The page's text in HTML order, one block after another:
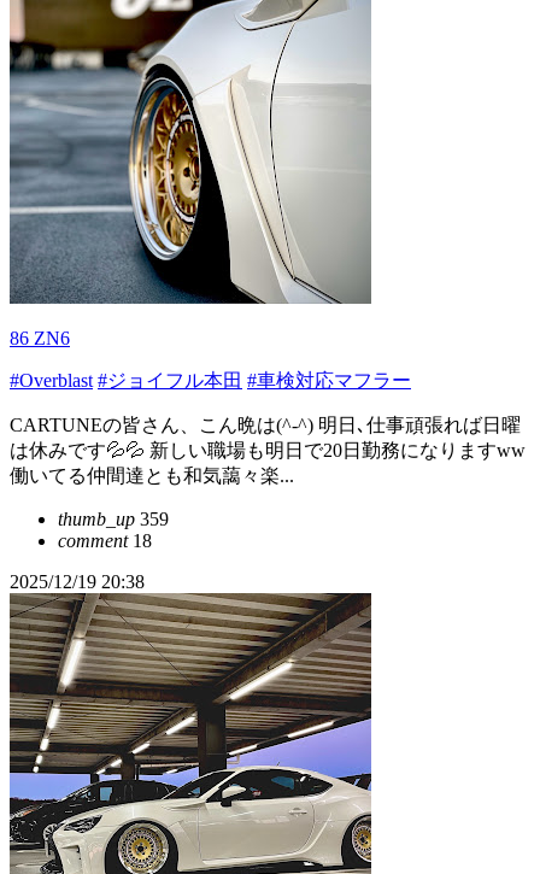
86 ZN6
#Overblast #ジョイフル本田 #車検対応マフラー
CARTUNEの皆さん、こん晩は(^-^) 明日､仕事頑張れば日曜
は休みです💦💦 新しい職場も明日で20日勤務になりますww
働いてる仲間達とも和気藹々楽...
thumb_up 359
comment18
2025/12/19 20:38